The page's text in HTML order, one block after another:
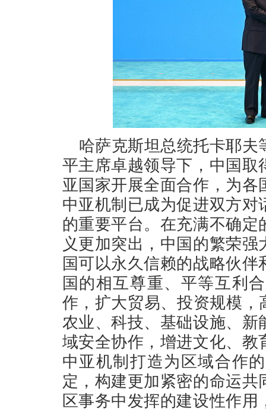
哈萨克斯坦总统托卡耶
平主席卓越领导下，中国
亚国家开展全面合作，为
中亚机制已成为促进双方
的重要平台。在充满不确
义更加突出，中国的繁荣
国可以永久信赖的战略伙
国的相互尊重、平等互利
作，扩大贸易、投资规模，
农业、科技、基础设施、
域安全协作，增进文化、
中亚机制打造为区域合作
定，构建更加紧密的命运
区事务中发挥的建设性作